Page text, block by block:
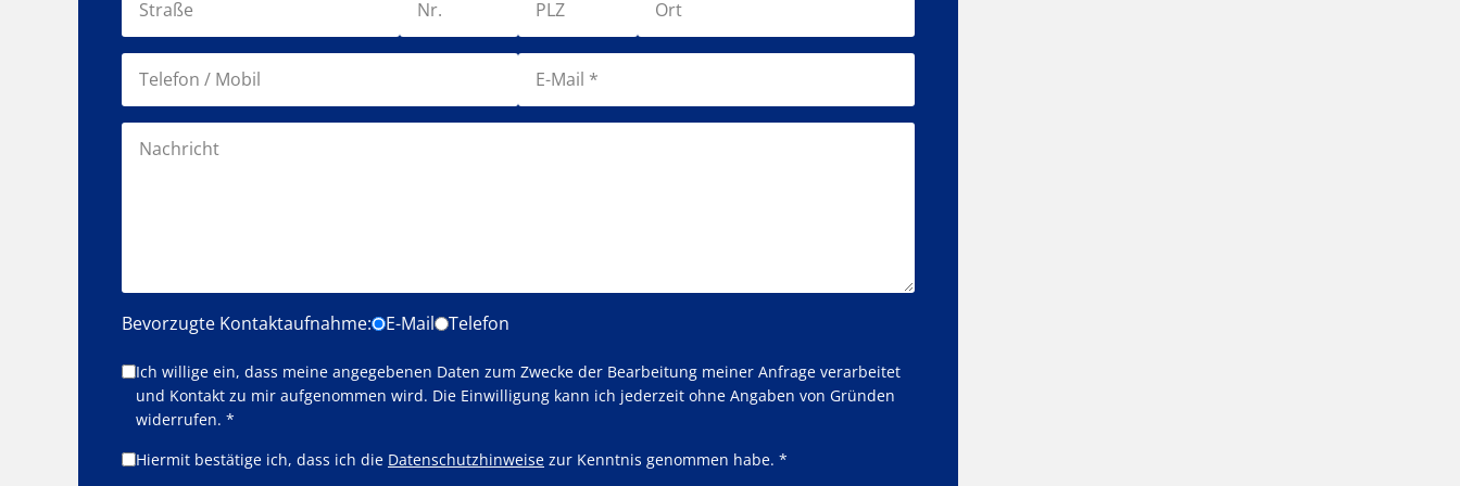
Bevorzugte Kontaktaufnahme: E-Mail Telefon
Ich willige ein, dass meine angegebenen Daten zum Zwecke der Bearbeitung meiner Anfrage verarbeitet
und Kontakt zu mir aufgenommen wird. Die Einwilligung kann ich jederzeit ohne Angaben von Gründen
widerrufen. *
Hiermit bestätige ich, dass ich die Datenschutzhinweise zur Kenntnis genommen habe. *